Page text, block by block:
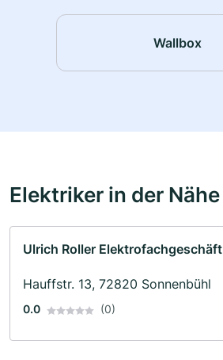
Wallbox
Elektriker in der Nähe
Ulrich Roller Elektrofachgeschäft
Hauffstr. 13, 72820 Sonnenbühl
0.0 (0)